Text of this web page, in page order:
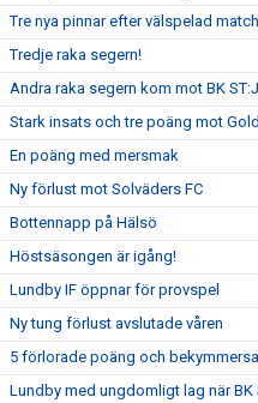
Tre nya pinnar efter välspelad
Tredje raka segern!
Andra raka segern kom mot BK
Stark insats och tre poäng mot
En poäng med mersmak
Ny förlust mot Solväders FC
Bottennapp på Hälsö
Höstsäsongen är igång!
Lundby IF öppnar för provspel
Ny tung förlust avslutade våren
5 förlorade poäng och
Lundby med ungdomligt lag när